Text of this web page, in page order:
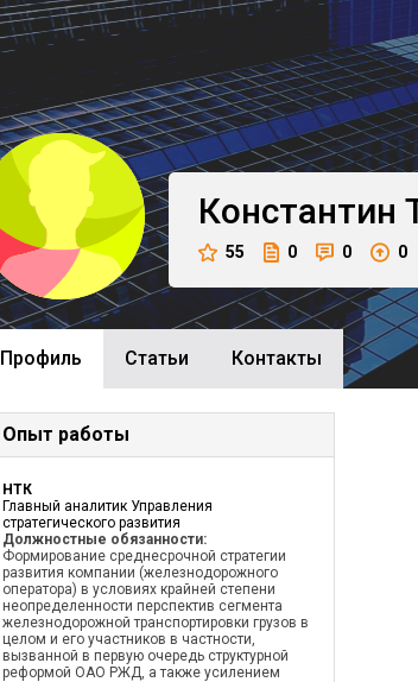
Константин
55 0 0 0
Профиль Cтатьи Контакты
Опыт работы
НТК
Главный аналитик Управления
стратегического развития
Должностные обязанности:
Формирование среднесрочной стратегии
развития компании (железнодорожного
оператора) в условиях крайней степени
неопределенности перспектив сегмента
железнодорожной транспортировки грузов в
целом и его участников в частности,
вызванной в первую очередь структурной
реформой ОАО РЖД, а также усилением